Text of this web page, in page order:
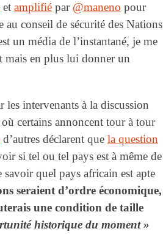
et amplifié par @maneno pour
conseil de sécurité des Nations
un média de l’instantané, je me
mais en plus lui donner un
les intervenants à la discussion
certains annoncent tour à tour
d’autres déclarent que la question
si tel ou tel pays est à même de
quel pays africain est apte
seraient d’ordre économique,
une condition de taille
historique du moment »